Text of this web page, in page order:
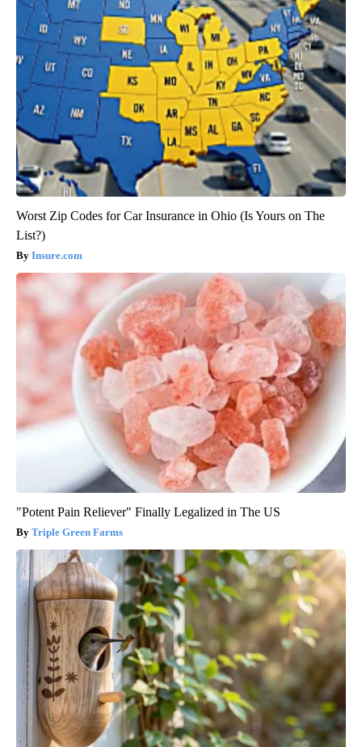
Worst Zip Codes for Car Insurance in Ohio (Is Yours on The
List?)
Insure.com
"Potent Pain Reliever" Finally Legalized in The US
Triple Green Farms